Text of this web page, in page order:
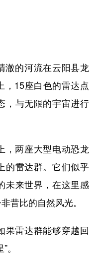
的河流在云阳县龙
，15座白色的雷达点
，与无限的宇宙进行
两座大型电动恐龙
的雷达群。它们似乎
未来世界，在这里感
昔比的自然风光。
雷达群能够穿越回